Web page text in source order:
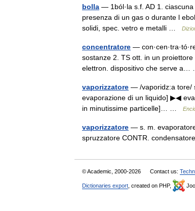
bolla — 1ból·la s.f. AD 1.
presenza di un gas o durante l
solidi, spec. vetro e metalli …
concentratore —
sostanze 2. TS ott. in un
elettron. dispositivo che serve
vaporizzatore — /vaporidz:a tore/
evaporazione di un liquido] ▶◀
in minutissime particelle]… …
vaporizzatore — s. m.
spruzzatore CONTR.
© Academic, 2000-2026 Contact us:
Dictionaries export , created on PHP,